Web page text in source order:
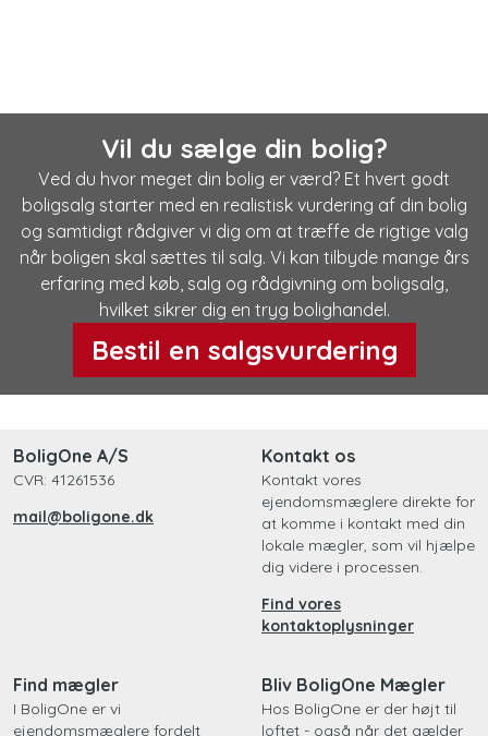
Vil du sælge din bolig?
Ved du hvor meget din bolig er værd? Et hvert godt
boligsalg starter med en realistisk vurdering af din bolig
og samtidigt rådgiver vi dig om at træffe de rigtige valg
når boligen skal sættes til salg. Vi kan tilbyde mange års
erfaring med køb, salg og rådgivning om boligsalg,
hvilket sikrer dig en tryg bolighandel.
Bestil en salgsvurdering
BoligOne A/S
CVR: 41261536
mail@boligone.dk
Kontakt os
Kontakt vores
ejendomsmæglere direkte for
at komme i kontakt med din
lokale mægler, som vil hjælpe
dig videre i processen.
Find vores
kontaktoplysninger
Find mægler
I BoligOne er vi
ejendomsmæglere fordelt
Bliv BoligOne Mægler
Hos BoligOne er der højt til
loftet - også når det gælder